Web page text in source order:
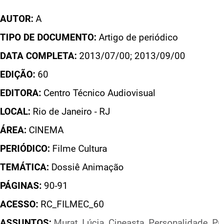
AUTOR: A
TIPO DE DOCUMENTO: Artigo de periódico
DATA COMPLETA: 2013/07/00; 2013/09/00
EDIÇÃO: 60
EDITORA: Centro Técnico Audiovisual
LOCAL: Rio de Janeiro - RJ
ÁREA: CINEMA
PERIÓDICO: Filme Cultura
TEMÁTICA: Dossiê Animação
PÁGINAS: 90-91
ACESSO: RC_FILMEC_60